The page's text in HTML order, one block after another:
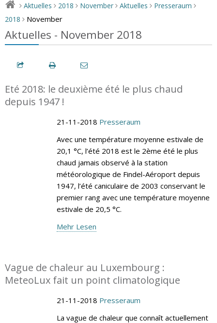
> Aktuelles > 2018 > November > Aktuelles > Presseraum >
2018 > November
Aktuelles - November 2018
Eté 2018: le deuxième été le plus chaud
depuis 1947 !
21-11-2018 Presseraum
Avec une température moyenne estivale de
20,1 °C, l’été 2018 est le 2ème été le plus
chaud jamais observé à la station
météorologique de Findel-Aéroport depuis
1947, l’été caniculaire de 2003 conservant le
premier rang avec une température moyenne
estivale de 20,5 °C.
Mehr Lesen
Vague de chaleur au Luxembourg :
MeteoLux fait un point climatologique
21-11-2018 Presseraum
La vague de chaleur que connaît actuellement